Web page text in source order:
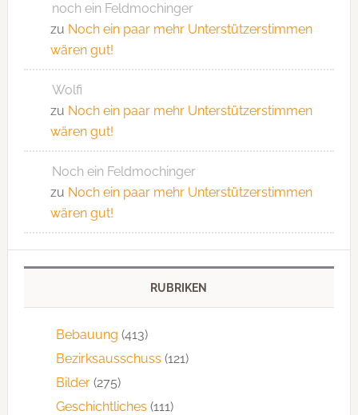
noch ein Feldmochinger
zu Noch ein paar mehr Unterstützerstimmen
wären gut!
Wolfi
zu Noch ein paar mehr Unterstützerstimmen
wären gut!
Noch ein Feldmochinger
zu Noch ein paar mehr Unterstützerstimmen
wären gut!
RUBRIKEN
Bebauung (413)
Bezirksausschuss (121)
Bilder(275)
Geschichtliches (111)